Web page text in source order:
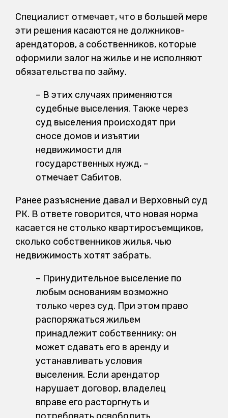
Специалист отмечает, что в большей мере
эти решения касаются не должников-
арендаторов, а собственников, которые
оформили залог на жилье и не исполняют
обязательства по займу.
– В этих случаях применяются
судебные выселения. Также через
суд выселения происходят при
сносе домов и изъятии
недвижимости для
государственных нужд, –
отмечает Сабитов.
Ранее разъяснение давал и Верховный суд
РК. В ответе говорится, что новая норма
касается не столько квартиросъемщиков,
сколько собственников жилья, чью
недвижимость хотят забрать.
– Принудительное выселение по
любым основаниям возможно
только через суд. При этом право
распоряжаться жильем
принадлежит собственнику: он
может сдавать его в аренду и
устанавливать условия
выселения. Если арендатор
нарушает договор, владелец
вправе его расторгнуть и